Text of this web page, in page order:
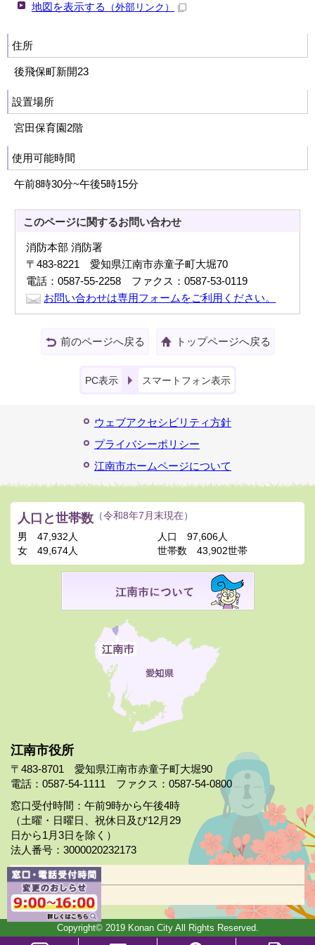
地図を表示する （外部リンク）
住所
後飛保町新開23
設置場所
宮田保育園2階
使用可能時間
午前8時30分~午後5時15分
このページに関するお問い合わせ
消防本部 消防署
〒483-8221 愛知県江南市赤童子町大堀70
電話：0587-55-2258 ファクス：0587-53-0119
お問い合わせは専用フォームをご利用ください。
前のページへ戻る トップページへ戻る
PC表示 スマートフォン表示
ウェブアクセシビリティ方針
プライバシーポリシー
江南市ホームページについて
江南市役所
〒483-8701 愛知県江南市赤童子町大堀90
電話：0587-54-1111 ファクス：0587-54-0800
窓口受付時間：午前9時から午後4時
（土曜・日曜日、祝休日及び12月29
日から1月3日を除く）
法人番号：3000020232173
市役所案内
日曜市役所
人口と世帯数 （令和8年7月末現在）
男
47,932人
女
49,674人
人口
97,606人
世帯数
43,902世帯
Copyright© 2019 Konan City All Rights Reserved.